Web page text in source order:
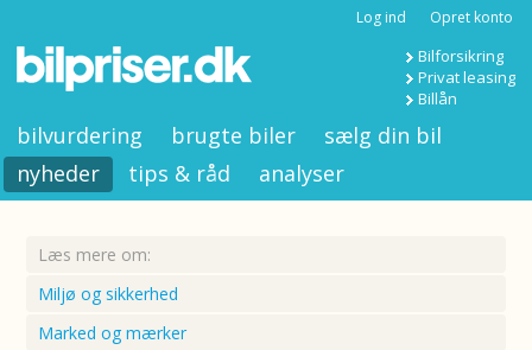
Log ind Opret konto
Bilforsikring
Privat leasing
Billån
bilvurdering brugte biler
sælg din bil
nyheder
tips & råd analyser
Læs mere om:
Miljø og sikkerhed
Marked og mærker